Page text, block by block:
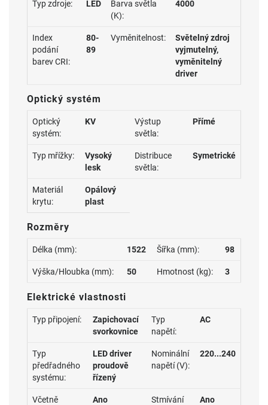
Typ zdroje: LED
Barva světla
(K):
4000
Index
podání
barev CRI:
80-
89
Vyměnitelnost:
Světelný zdroj
vyjmutelný,
vyměnitelný
driver
Optický systém
Optický
systém:
KV
Výstup
světla:
Přímé
Typ mřížky:
Vysoký
lesk
Distribuce
světla:
Symetrické
Materiál
krytu:
Opálový
plast
Rozměry
Délka (mm): 1522 Šířka (mm): 98
Výška/Hloubka (mm): 50 Hmotnost (kg): 3
Elektrické vlastnosti
Typ připojení:
Zapichovací
svorkovnice
Typ
napětí:
AC
Typ
předřadného
systému:
LED driver
proudově
řízený
Nominální
napětí (V):
220...240
Včetně
Ano
Stmívání
Ano